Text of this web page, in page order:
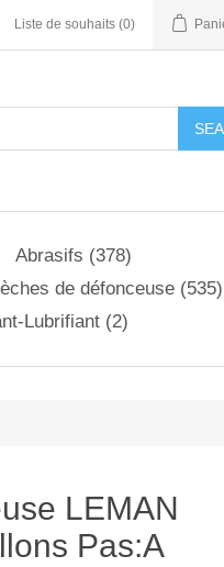
Liste de souhaits (0)
Abrasifs (378)
de défonceuse (535)
Lubrifiant (2)
LEMAN
Pas:A